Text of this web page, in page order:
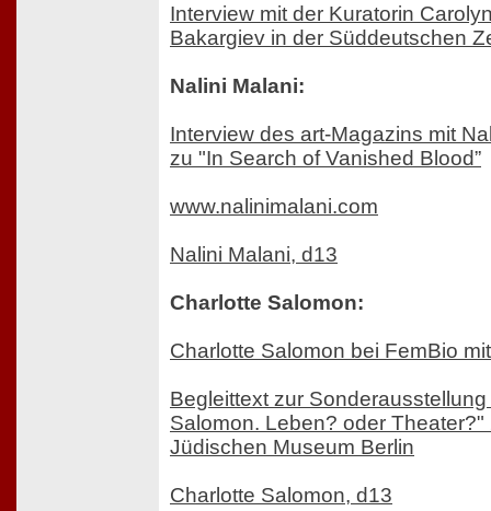
Interview mit der Kuratorin
Bakargiev in der Süddeutschen
Nalini Malani:
Interview des art-Magazins mit
zu "In Search of Vanished Blood”
www.nalinimalani.com
Nalini Malani, d13
Charlotte Salomon:
Charlotte Salomon bei FemBio
Begleittext zur
Salomon. Leben? oder Theater?"
Jüdischen Museum Berlin
Charlotte Salomon, d13